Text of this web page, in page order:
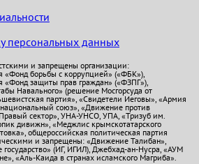
персональных данных
и запрещены организации:
«Фонд борьбы с коррупцией» («ФБК»),
«Фонд защиты прав граждан» («ФЗПГ»),
Навального» (решение Мосгорсуда от
партия», «Свидетели Иеговы», «Армия
союз», «Движение против
сектор», УНА-УНСО, УПА, «Тризуб им.
дивижн», «Меджлис крымскотатарского
общероссийская политическая партия
и запрещены: «Движение Талибан»,
(ИГ, ИГИЛ), Джебхад-ан-Нусра, «АУМ
«Аль-Каида в странах исламского Магриба».